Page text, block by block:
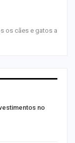
os cães e gatos a
no